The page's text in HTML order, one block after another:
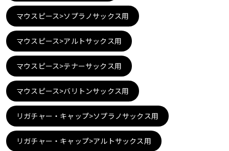
DJ機器
DTM オンライン納品
配信/ライブ機器 楽器アクセサリ
マウスピース>ソプラノサックス用
マウスピース>アルトサックス用
マウスピース>テナーサックス用
マウスピース>バリトンサックス用
リガチャー・キャップ>ソプラノサックス用
リガチャー・キャップ>アルトサックス用